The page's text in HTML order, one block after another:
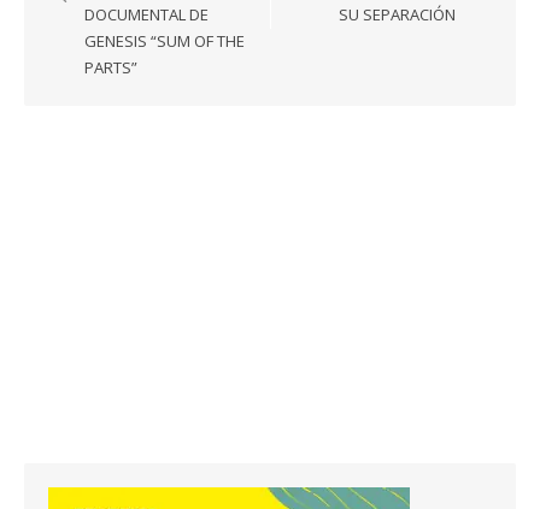
entradas
DOCUMENTAL DE
GENESIS “SUM OF THE
PARTS”
SU SEPARACIÓN